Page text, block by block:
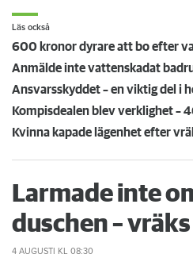
Läs också
600 kronor dyrare att bo efter
Ansvarsskyddet – en viktig del i
Larmade inte
duschen –
4 AUGUSTI KL 08:30